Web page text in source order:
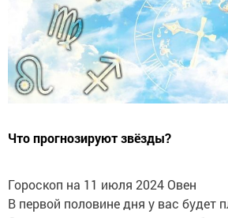
Что прогнозируют звёзды?
Гороскоп на 11 июля 2024 Овен
В первой половине дня у вас будет